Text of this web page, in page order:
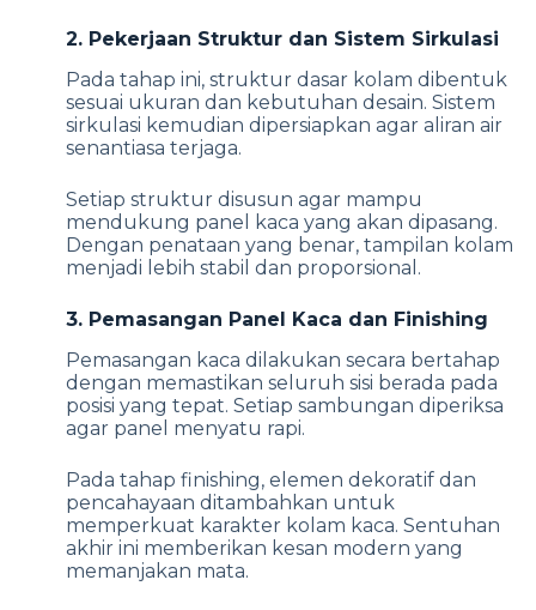
2. Pekerjaan Struktur dan Sistem Sirkulasi
Pada tahap ini, struktur dasar kolam dibentuk
sesuai ukuran dan kebutuhan desain. Sistem
sirkulasi kemudian dipersiapkan agar aliran air
senantiasa terjaga.
Setiap struktur disusun agar mampu
mendukung panel kaca yang akan dipasang.
Dengan penataan yang benar, tampilan kolam
menjadi lebih stabil dan proporsional.
3. Pemasangan Panel Kaca dan Finishing
Pemasangan kaca dilakukan secara bertahap
dengan memastikan seluruh sisi berada pada
posisi yang tepat. Setiap sambungan diperiksa
agar panel menyatu rapi.
Pada tahap finishing, elemen dekoratif dan
pencahayaan ditambahkan untuk
memperkuat karakter kolam kaca. Sentuhan
akhir ini memberikan kesan modern yang
memanjakan mata.